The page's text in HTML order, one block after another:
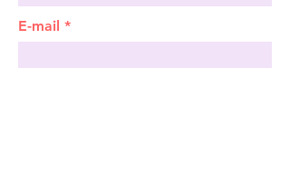
E-mail